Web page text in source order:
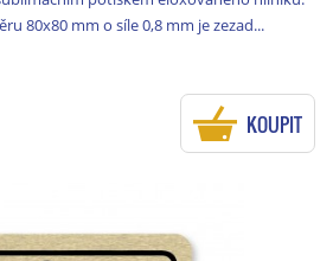
80x80 mm o síle 0,8 mm je zezad...
KOUPIT